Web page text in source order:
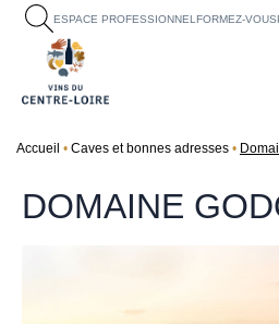
ESPACE PROFESSIONNEL FORMEZ-VOUS
Accueil Caves et bonnes adresses
DOMAINE